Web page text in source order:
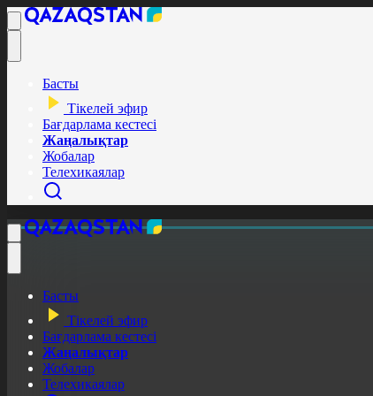
Басты
Тікелей эфир
Бағдарлама кестесі
Жаңалықтар
Жобалар
Телехикаялар
Басты
Тікелей эфир
Бағдарлама кестесі
Жаңалықтар
Жобалар
Телехикаялар